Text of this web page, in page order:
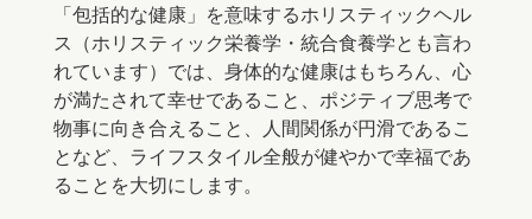
「包括的な健康」を意味するホリスティックヘル
ス（ホリスティック栄養学・統合食養学とも言わ
れています）では、身体的な健康はもちろん、心
が満たされて幸せであること、ポジティブ思考で
物事に向き合えること、人間関係が円滑であるこ
となど、 ライフスタイル全般が健やかで幸福であ
ることを大切にします。